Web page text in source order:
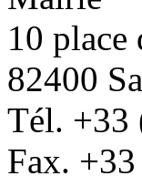
10 place
82400
Tél. +33
Fax.